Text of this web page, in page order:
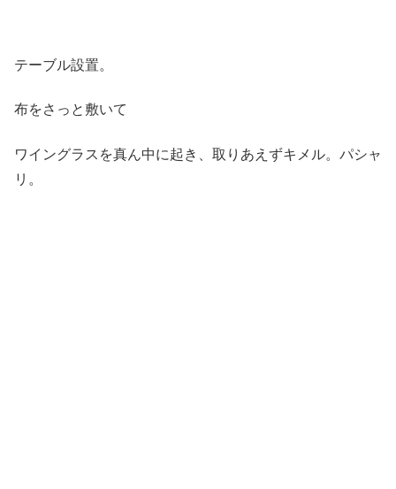
テーブル設置。
布をさっと敷いて
ワイングラスを真ん中に起き、取りあえずキメル。パシャ
リ。